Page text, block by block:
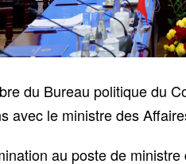
du Bureau politique du
avec le ministre des
au poste de